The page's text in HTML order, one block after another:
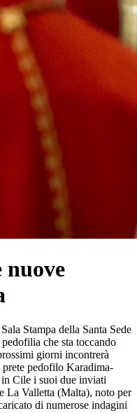
Stampa della Santa Sede
che sta toccando
giorni incontrerà
prete pedofilo Karadima-
Cile i suoi due inviati
La Valletta (Malta), noto per
di numerose indagini